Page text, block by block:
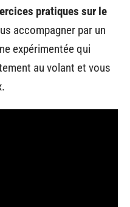
pratiques sur le
accompagner par un
expérimentée qui
au volant et vous